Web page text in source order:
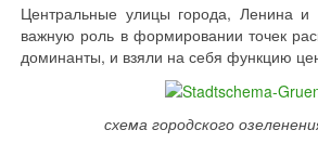
Центральные улицы города, Ленина и
важную роль в формировании точек
доминанты, и взяли на себя функцию
схема городского